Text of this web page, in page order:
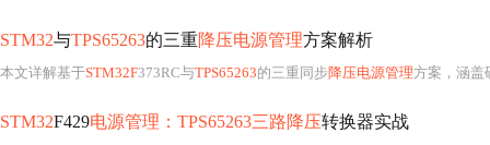
STM32与TPS65263的三重降压电源管理方案解析
本文详解基于STM32F373RC与TPS65263的三重同步降压电源管理方案，涵盖硬件架
STM32F429电源管理：TPS65263三路降压转换器实战